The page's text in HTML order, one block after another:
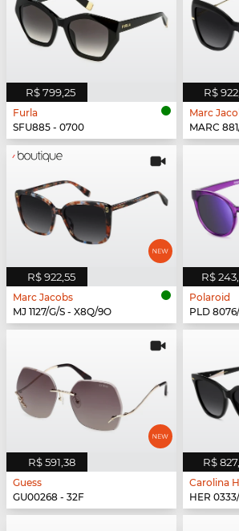
R$ 799,25
Furla
SFU885 - 0700
R$
Marc
MARC
R$ 922,55
Marc Jacobs
MJ 1127/G/S - X8Q/9O
R$
Polaroid
PLD
R$ 591,38
Guess
GU00268 - 32F
R$
Carolina
HER